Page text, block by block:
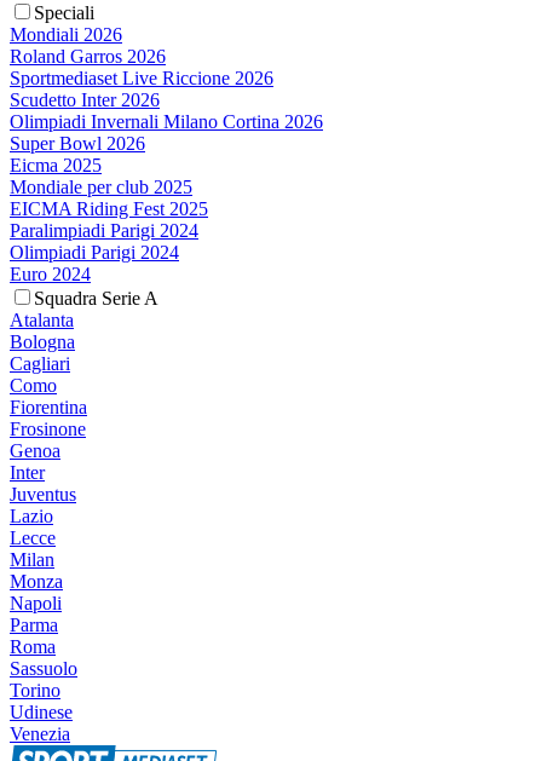
Speciali
Mondiali 2026
Roland Garros 2026
Sportmediaset Live Riccione 2026
Scudetto Inter 2026
Olimpiadi Invernali Milano Cortina 2026
Super Bowl 2026
Eicma 2025
Mondiale per club 2025
EICMA Riding Fest 2025
Paralimpiadi Parigi 2024
Olimpiadi Parigi 2024
Euro 2024
Squadra Serie A
Atalanta
Bologna
Cagliari
Como
Fiorentina
Frosinone
Genoa
Inter
Juventus
Lazio
Lecce
Milan
Monza
Napoli
Parma
Roma
Sassuolo
Torino
Udinese
Venezia